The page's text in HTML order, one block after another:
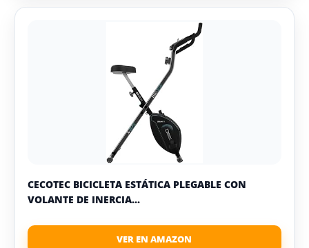
CECOTEC BICICLETA ESTÁTICA PLEGABLE CON
VOLANTE DE INERCIA...